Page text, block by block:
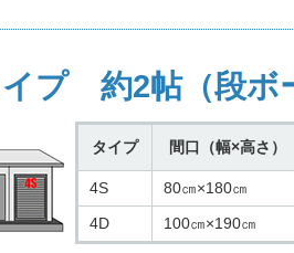
プ 約2帖（段ボ
タイプ 間口（幅×高さ）
4S
80㎝×180㎝
4D
100㎝×190㎝